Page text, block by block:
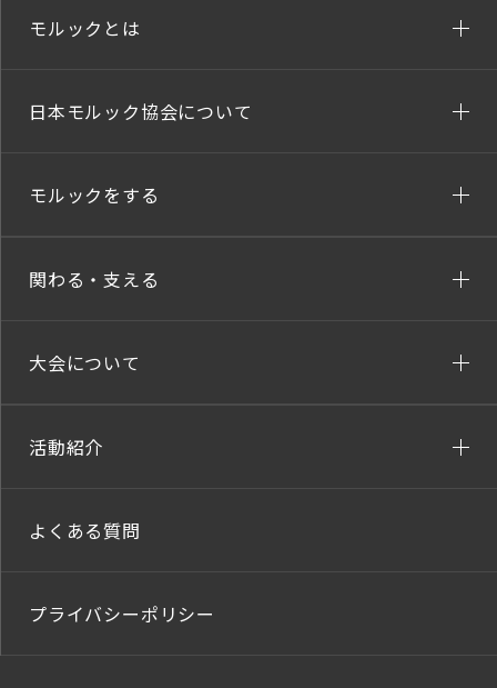
モルックとは
日本モルック協会について
モルックをする
関わる・支える
大会について
活動紹介
よくある質問
プライバシーポリシー